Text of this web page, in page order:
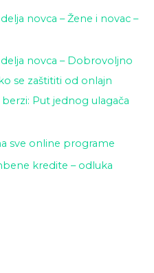
novca – Žene i novac –
novca – Dobrovoljno
se zaštititi od onlajn
Put jednog ulagača
sve online programe
kredite – odluka